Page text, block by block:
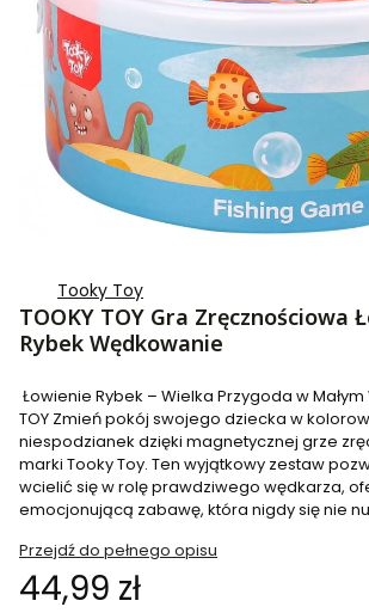
Tooky Toy
TOOKY TOY Gra Zręcznościowa
Rybek Wędkowanie
Łowienie Rybek – Wielka Przygoda w Małym
TOY Zmień pokój swojego dziecka w
niespodzianek dzięki magnetycznej grze
marki Tooky Toy. Ten wyjątkowy zestaw
wcielić się w rolę prawdziwego wędkarza,
emocjonującą zabawę, która nigdy się nie
Przejdź do pełnego opisu
Cena
44,99 zł